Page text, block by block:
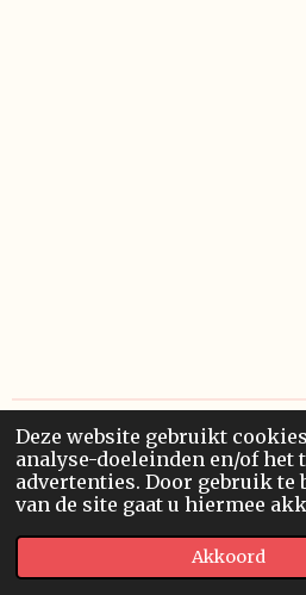
Deze website gebruikt
analyse-doeleinden en/of het
advertenties. Door gebruik te
van de site gaat u hiermee
Akkoord
© 2023 - 2026 Paulma
Powered byJouwWeb